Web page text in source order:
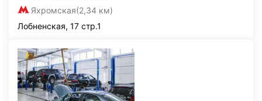
Яхромская(2,34 км)
Лобненская, 17 стр.1